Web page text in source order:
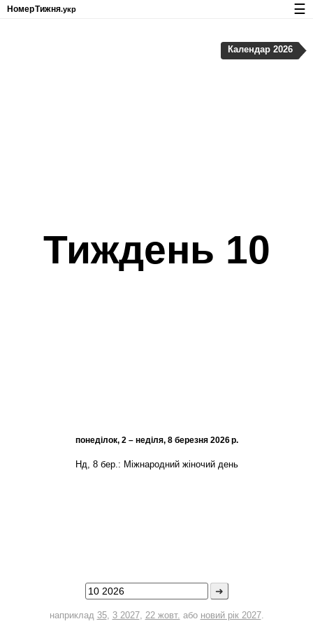
Тиждень 10
понеділок, 2 – неділя, 8 березня 2026 р.
Нд, 8 бер.: Міжнародний жіночий день
➜
наприклад 35, 3 2027, 22 жовт. або новий рік 2027.
Календар 2026
НомерТижня.укр ☰